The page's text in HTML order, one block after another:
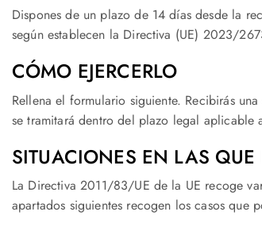
Dispones de un plazo de 14 días desde la
según establecen la Directiva (UE) 2023/
CÓMO EJERCERLO
Rellena el formulario siguiente. Recibirás
se tramitará dentro del plazo legal aplicable
SITUACIONES EN LAS
La Directiva 2011/83/UE de la UE recoge
apartados siguientes recogen los casos que